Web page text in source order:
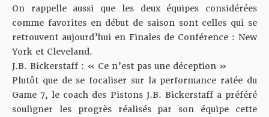
On rappelle aussi que les deux équipes considérées
comme favorites en début de saison sont celles qui se
retrouvent aujourd’hui en Finales de Conférence : New
York et Cleveland.
J.B. Bickerstaff : « Ce n’est pas une déception »
Plutôt que de se focaliser sur la performance ratée du
Game 7, le coach des Pistons J.B. Bickerstaff a préféré
souligner les progrès réalisés par son équipe cette